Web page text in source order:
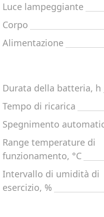
Luce lampeggiante
Corpo
Alimentazione
Durata della batteria, h
Tempo di ricarica
Spegnimento
Range temperature di
funzionamento, °C
Intervallo di umidità di
esercizio, %